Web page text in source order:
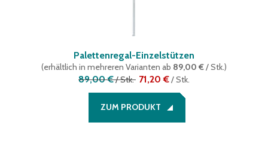
Palettenregal-Einzelstützen
(erhältlich in mehreren Varianten ab 89,00 €/ Stk.)
89,00 €/Stk. 71,20 €/Stk.
ZUM PRODUKT